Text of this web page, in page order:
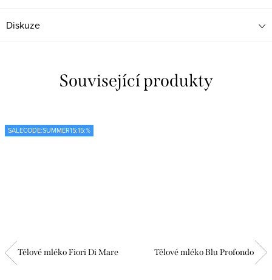
Diskuze
Související produkty
SALECODE:SUMMER15:15:%
Tělové mléko Fiori Di Mare Tělové mléko Blu Profondo